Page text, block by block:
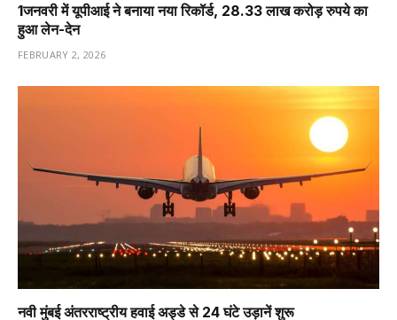
1️जनवरी में यूपीआई ने बनाया नया रिकॉर्ड, 28.33 लाख करोड़ रुपये का
हुआ लेन-देन
FEBRUARY 2, 2026
नवी मुंबई अंतरराष्ट्रीय हवाई अड्डे से 24 घंटे उड़ानें शुरू